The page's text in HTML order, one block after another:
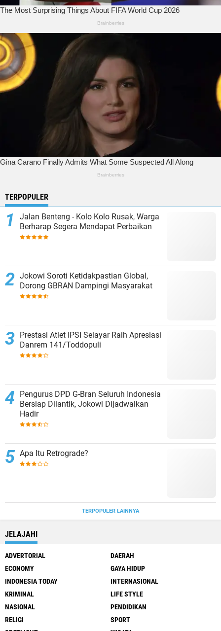
TERPOPULER
Jalan Benteng - Kolo Kolo Rusak, Warga
Berharap Segera Mendapat Perbaikan
Jokowi Soroti Ketidakpastian Global,
Dorong GBRAN Dampingi Masyarakat
Prestasi Atlet IPSI Selayar Raih Apresiasi
Danrem 141/Toddopuli
Pengurus DPD G-Bran Seluruh Indonesia
Bersiap Dilantik, Jokowi Dijadwalkan
Hadir
Apa Itu Retrograde?
TERPOPULER LAINNYA
JELAJAHI
ADVERTORIAL
DAERAH
ECONOMY
GAYA HIDUP
INDONESIA TODAY
INTERNASIONAL
KRIMINAL
LIFE STYLE
NASIONAL
PENDIDIKAN
RELIGI
SPORT